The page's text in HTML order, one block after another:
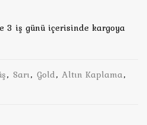
3 iş günü içerisinde kargoya
, Sarı, Gold, Altın Kaplama,